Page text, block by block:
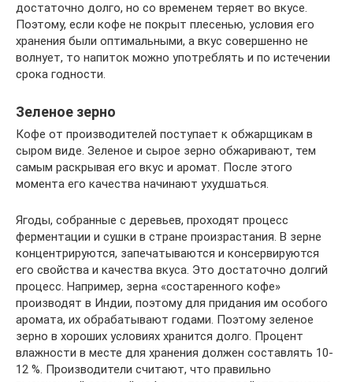
достаточно долго, но со временем теряет во вкусе.
Поэтому, если кофе не покрыт плесенью, условия его
хранения были оптимальными, а вкус совершенно не
волнует, то напиток можно употреблять и по истечении
срока годности.
Зеленое зерно
Кофе от производителей поступает к обжарщикам в
сыром виде. Зеленое и сырое зерно обжаривают, тем
самым раскрывая его вкус и аромат. После этого
момента его качества начинают ухудшаться.
Ягоды, собранные с деревьев, проходят процесс
ферментации и сушки в стране произрастания. В зерне
концентрируются, запечатываются и консервируются
его свойства и качества вкуса. Это достаточно долгий
процесс. Например, зерна «состаренного кофе»
производят в Индии, поэтому для придания им особого
аромата, их обрабатывают годами. Поэтому зеленое
зерно в хороших условиях хранится долго. Процент
влажности в месте для хранения должен составлять 10-
12 %. Производители считают, что правильно